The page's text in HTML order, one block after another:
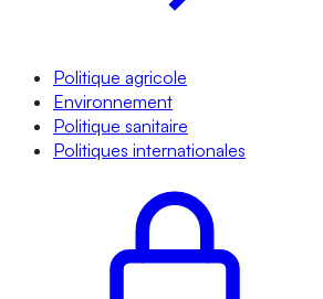
Politique agricole
Environnement
Politique sanitaire
Politiques internationales